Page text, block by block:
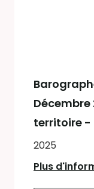
territoire -
2025
Plus